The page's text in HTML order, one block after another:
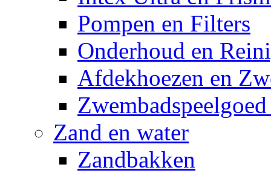
Pompen en Filters
Onderhoud en
Afdekhoezen en
Zand en water
Zandbakken